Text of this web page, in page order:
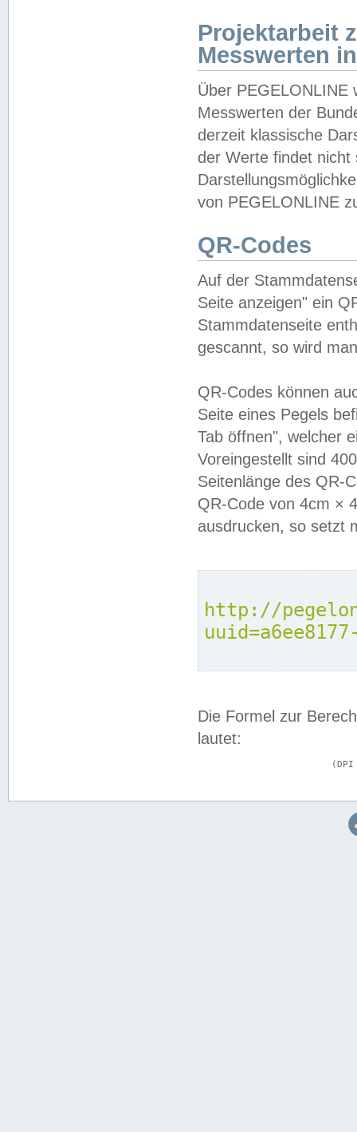
Projektarbeit
Messwerten
Über PEGELONLINE
Messwerten der
derzeit klassische
der Werte findet
von PEGELONLINE
QR-Codes
Auf der
Seite anzeigen" ein
Stammdatenseite
gescannt, so wird
QR-Codes können
Seite eines Pegels
Tab öffnen", welcher
Voreingestellt sind
Seitenlänge des QR-
QR-Code von 4cm ×
ausdrucken, so setzt
http://
Die Formel zur
lautet: